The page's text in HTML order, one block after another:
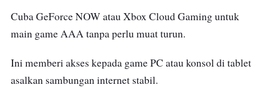
Cuba GeForce NOW atau Xbox Cloud Gaming untuk
main game AAA tanpa perlu muat turun.
Ini memberi akses kepada game PC atau konsol di tablet
asalkan sambungan internet stabil.